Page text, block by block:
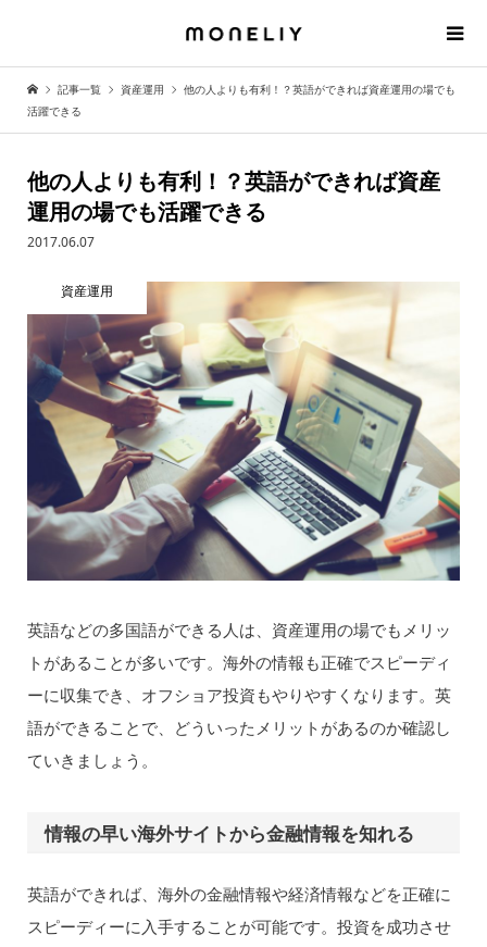
記事一覧 資産運用
他の人よりも有利！？英語ができれば資産運用の場でも
活躍できる
他の人よりも有利！？英語ができれば資産
運用の場でも活躍できる
2017.06.07
資産運用
英語などの多国語ができる人は、資産運用の場でもメリッ
トがあることが多いです。海外の情報も正確でスピーディ
ーに収集でき、オフショア投資もやりやすくなります。英
語ができることで、どういったメリットがあるのか確認し
ていきましょう。
情報の早い海外サイトから金融情報を知れる
英語ができれば、海外の金融情報や経済情報などを正確に
スピーディーに入手することが可能です。投資を成功させ